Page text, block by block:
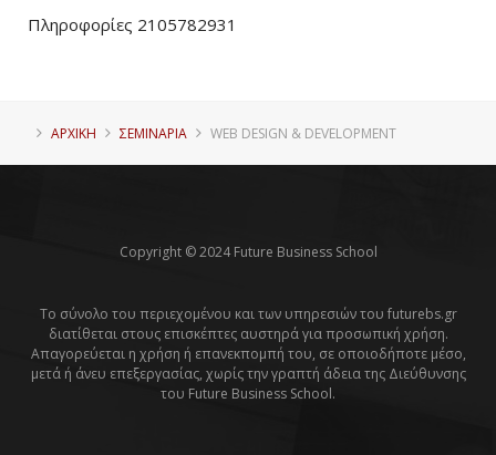
Πληροφορίες 2105782931
ΑΡΧΙΚΗ ΣΕΜΙΝΑΡΙΑ WEB DESIGN & DEVELOPMENT
Copyright © 2024 Future Business School
Το σύνολο του περιεχομένου και των υπηρεσιών του futurebs.gr
διατίθεται στους επισκέπτες αυστηρά για προσωπική χρήση.
Απαγορεύεται η χρήση ή επανεκπομπή του, σε οποιοδήποτε μέσο,
μετά ή άνευ επεξεργασίας, χωρίς την γραπτή άδεια της Διεύθυνσης
του Future Business School.